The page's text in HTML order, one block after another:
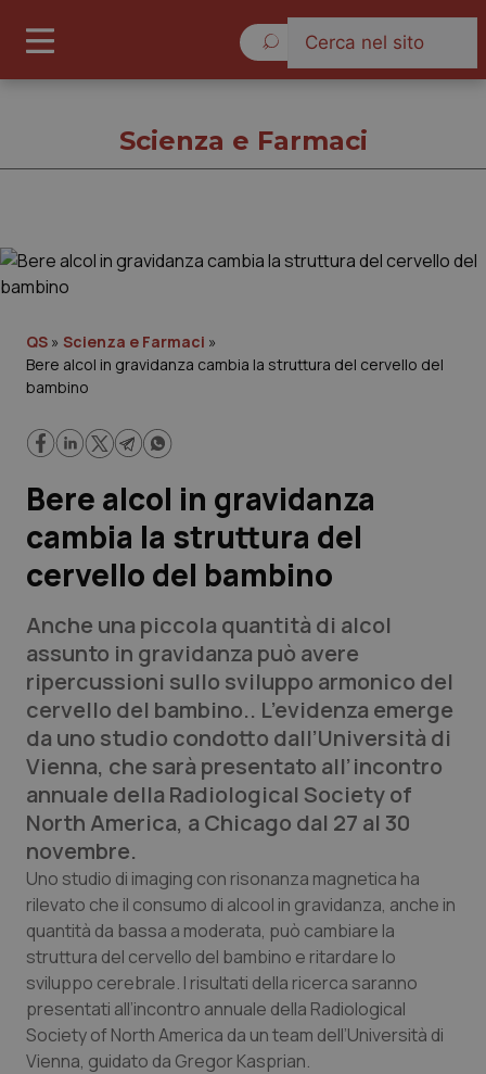
Governo e Parlamento
Regioni e Asl
Lavoro e Professioni
Scienza e Farmaci
Studi e Analisi
Lettere al direttore
Edizioni Regionali
QS Pro
Professionisti Sanitari.AI
Abruzzo
Basilicata
Calabria
Campania
QS Pro Gold
Artrite & artrosi
Asma & BPCO
Car-T
QS Club Newsletter
Scienza e Farmaci
QS » Scienza e Farmaci »
Bere alcol in gravidanza cambia la struttura del cervello del
bambino
Bere alcol in gravidanza
cambia la struttura del
cervello del bambino
Anche una piccola quantità di alcol
assunto in gravidanza può avere
ripercussioni sullo sviluppo armonico del
cervello del bambino.. L’evidenza emerge
da uno studio condotto dall’Università di
Vienna, che sarà presentato all’incontro
annuale della Radiological Society of
North America, a Chicago dal 27 al 30
novembre.
Uno studio di imaging con risonanza magnetica ha
rilevato che il consumo di alcool in gravidanza, anche in
quantità da bassa a moderata, può cambiare la
struttura del cervello del bambino e ritardare lo
sviluppo cerebrale. I risultati della ricerca saranno
presentati all’incontro annuale della Radiological
Society of North America da un team dell’Università di
Vienna, guidato da Gregor Kasprian.